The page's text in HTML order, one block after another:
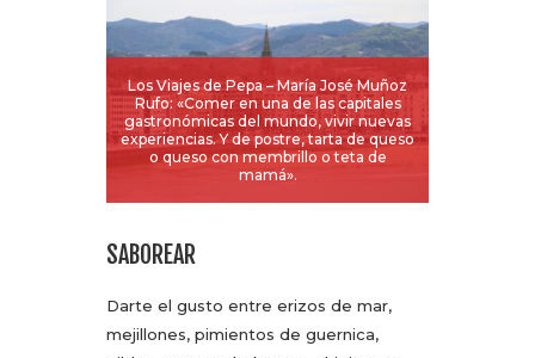
Los Viajes de Pepa – María José Muñoz
Rufo: «Comer en una de las capitales
gastronómicas del mundo, vivir nuevas
experiencias. Y de postre, tarta de queso
o queso con membrillo o teta de
mamá».
SABOREAR
Darte el gusto entre erizos de mar,
mejillones, pimientos de guernica,